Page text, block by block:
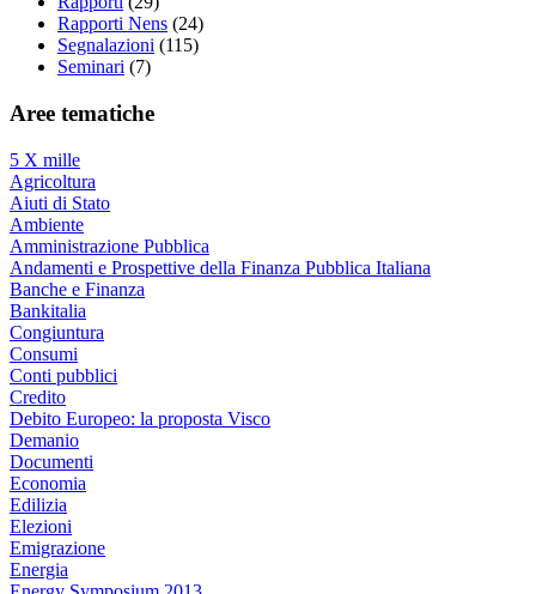
Rapporti Nens (24)
Segnalazioni (115)
Seminari (7)
Aree tematiche
5 X mille
Agricoltura
Aiuti di Stato
Ambiente
Amministrazione Pubblica
Andamenti e Prospettive della Finanza Pubblica Italiana
Banche e Finanza
Bankitalia
Congiuntura
Consumi
Conti pubblici
Credito
Debito Europeo: la proposta Visco
Demanio
Documenti
Economia
Edilizia
Elezioni
Emigrazione
Energia